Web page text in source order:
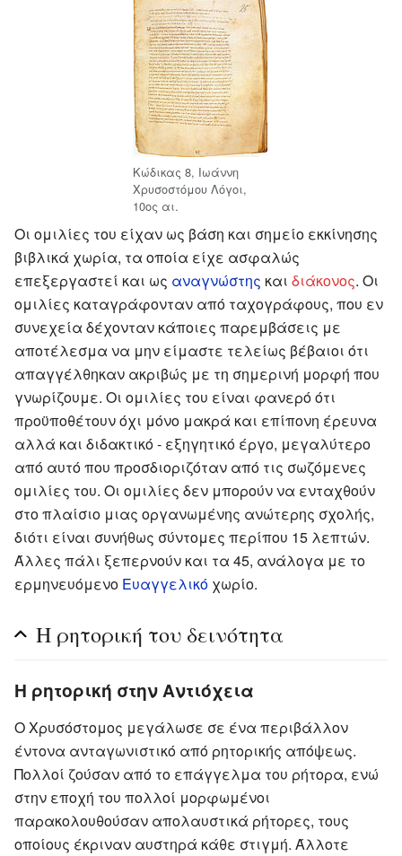
Κώδικας 8, Ιωάννη
Χρυσοστόμου Λόγοι,
10ος αι.
Οι ομιλίες του είχαν ως βάση και σημείο εκκίνησης
βιβλικά χωρία, τα οποία είχε ασφαλώς
επεξεργαστεί και ως αναγνώστης και διάκονος. Οι
ομιλίες καταγράφονταν από ταχογράφους, που εν
συνεχεία δέχονταν κάποιες παρεμβάσεις με
αποτέλεσμα να μην είμαστε τελείως βέβαιοι ότι
απαγγέλθηκαν ακριβώς με τη σημερινή μορφή που
γνωρίζουμε. Οι ομιλίες του είναι φανερό ότι
προϋποθέτουν όχι μόνο μακρά και επίπονη έρευνα
αλλά και διδακτικό - εξηγητικό έργο, μεγαλύτερο
από αυτό που προσδιοριζόταν από τις σωζόμενες
ομιλίες του. Οι ομιλίες δεν μπορούν να ενταχθούν
στο πλαίσιο μιας οργανωμένης ανώτερης σχολής,
διότι είναι συνήθως σύντομες περίπου 15 λεπτών.
Άλλες πάλι ξεπερνούν και τα 45, ανάλογα με το
ερμηνευόμενο Ευαγγελικό χωρίο.
Η ρητορική του δεινότητα
Η ρητορική στην Αντιόχεια
Ο Χρυσόστομος μεγάλωσε σε ένα περιβάλλον
έντονα ανταγωνιστικό από ρητορικής απόψεως.
Πολλοί ζούσαν από το επάγγελμα του ρήτορα, ενώ
στην εποχή του πολλοί μορφωμένοι
παρακολουθούσαν απολαυστικά ρήτορες, τους
οποίους έκριναν αυστηρά κάθε στιγμή. Άλλοτε